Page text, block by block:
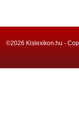
©2026 Kislexikon.hu -